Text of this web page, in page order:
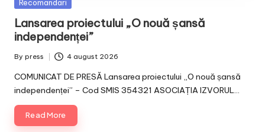
Recomandari
Lansarea proiectului „O nouă șansă
independenței”
Posted
by
By press 4 august 2026
COMUNICAT DE PRESĂ Lansarea proiectului „O nouă șansă
independenței” – Cod SMIS 354321 ASOCIAȚIA IZVORUL…
Read More